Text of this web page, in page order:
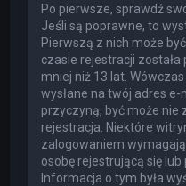
Po pierwsze, sprawdź
Jeśli są poprawne, to
Pierwszą z nich może
czasie rejestracji
mniej niż 13 lat.
wysłane na twój adres e-
przyczyną, być może nie
rejestracja. Niektóre
zalogowaniem
osobę rejestrującą się
Informacja o tym była